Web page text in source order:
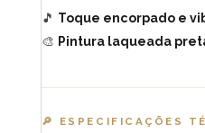
🎵 Toque encorpado e
🎨 Pintura laqueada
🔎 ESPECIFICAÇÕES